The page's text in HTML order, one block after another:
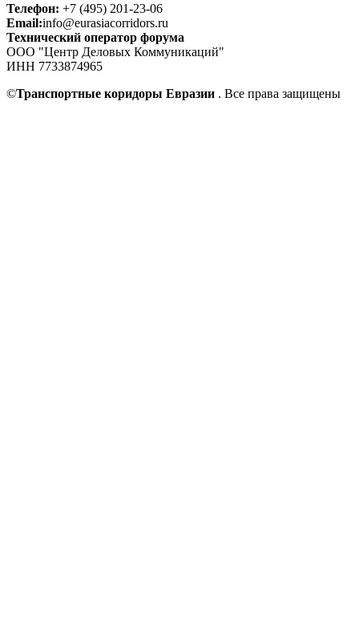
Телефон: +7 (495) 201-23-06
Email:info@eurasiacorridors.ru
Технический оператор форума
ООО "Центр Деловых Коммуникаций"
ИНН 7733874965
©Транспортные коридоры Евразии . Все права защищены